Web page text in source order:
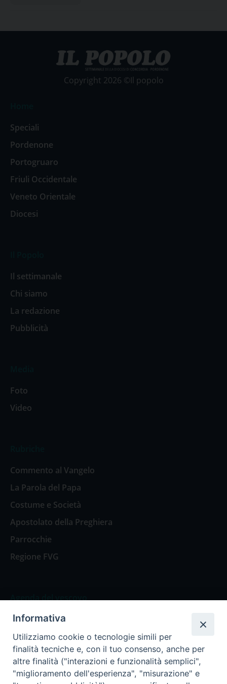
Copyright 2026 ©Il popolo
Speciali
Pordenone
Portogruaro
Friuli Occidentale
Veneto Orientale
Diocesi
Il settimanale
Chi siamo
La redazione
Pubblicità
Foto
Video
Commento al Vangelo
La Parola del Papa
Costume e Società
Apostolato della Preghiera
Parrocchie
Regione FVG
Agenda del vescovo
Agenda del vescovo
Privacy Policy Trasparenza
Informativa
Utilizziamo cookie o tecnologie simili per
finalità tecniche e, con il tuo consenso, anche per
altre finalità ("interazioni e funzionalità semplici",
"miglioramento dell'esperienza", "misurazione" e